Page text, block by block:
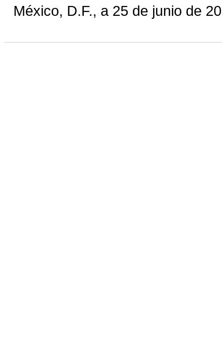
México, D.F., a25 de junio de